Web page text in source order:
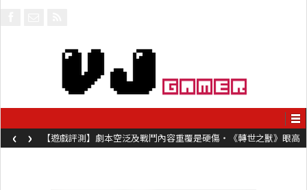
【遊戲評測】劇本空泛及戰鬥內容重覆是硬傷・《轉世之獸》眼高
手低表現未如理想
‹ ›